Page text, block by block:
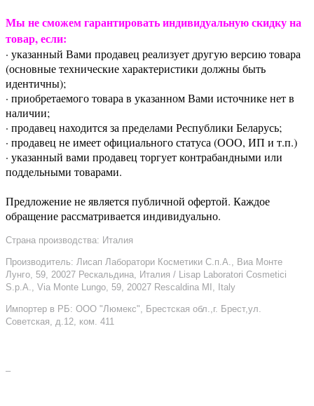
Мы не сможем гарантировать индивидуальную скидку на
товар, если:
· указанный Вами продавец реализует другую версию товара
(основные технические характеристики должны быть
идентичны);
· приобретаемого товара в указанном Вами источнике нет в
наличии;
· продавец находится за пределами Республики Беларусь;
· продавец не имеет официального статуса (ООО, ИП и т.п.)
· указанный вами продавец торгует контрабандными или
поддельными товарами.
Предложение не является публичной офертой. Каждое
обращение рассматривается индивидуально.
Страна производства: Италия
Производитель: Лисап Лаборатори Косметики С.п.А., Виа Монте
Лунго, 59, 20027 Рескальдина, Италия / Lisap Laboratori Cosmetici
S.p.A., Via Monte Lungo, 59, 20027 Rescaldina MI, Italy
Импортер в РБ: ООО "Люмекс", Брестская обл.,г. Брест,ул.
Советская, д.12, ком. 411
–